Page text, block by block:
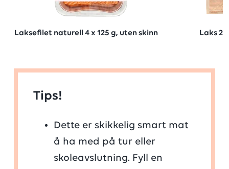
Laksefilet naturell 4 x 125 g, uten skinn Laks
Tips!
Dette er skikkelig smart mat
å ha med på tur eller
skoleavslutning. Fyll en